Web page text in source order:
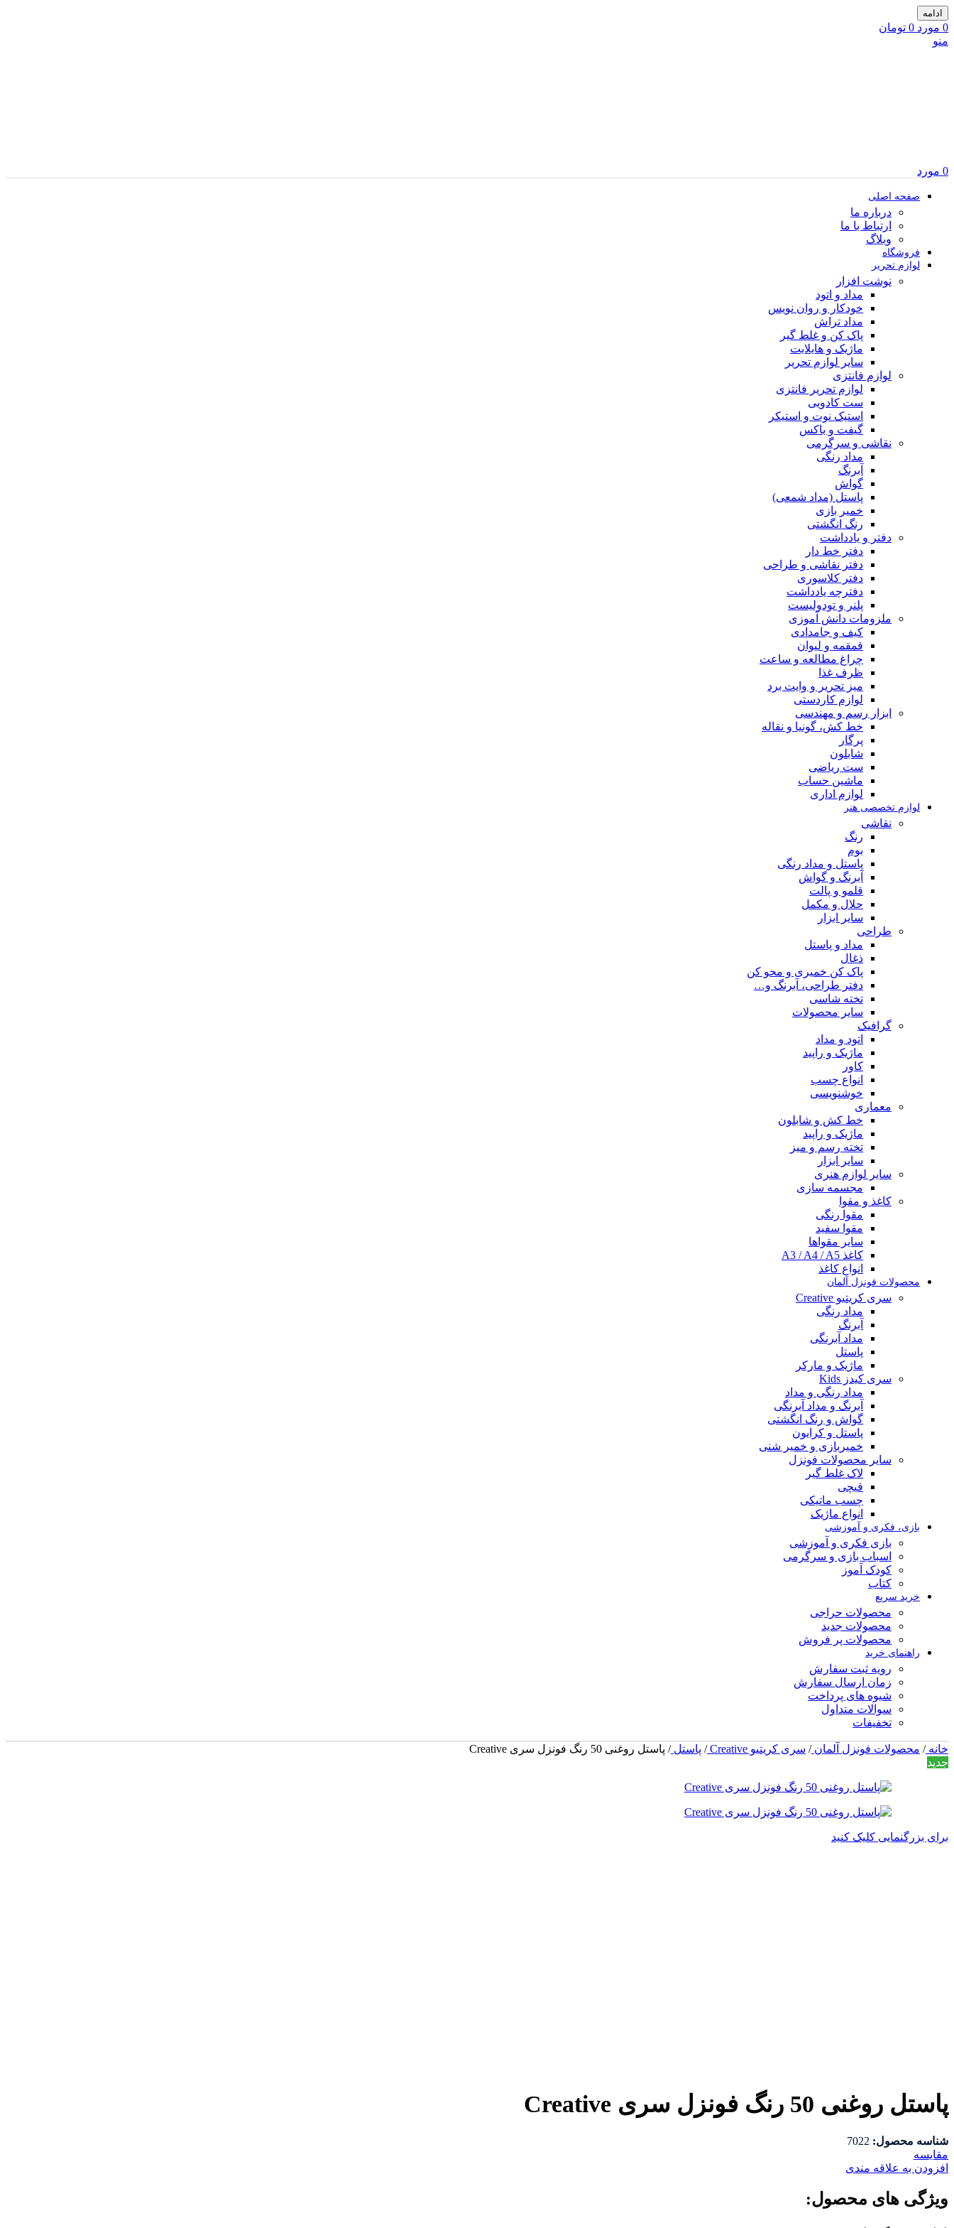
ادامه
0 مورد 0 تومان
منو
0 مورد
صفحه اصلی
درباره ما
ارتباط با ما
وبلاگ
فروشگاه
لوازم تحریر
نوشت افزار
مداد و اتود
خودکار و روان نویس
مداد تراش
پاک کن و غلط گیر
ماژیک و هایلایت
سایر لوازم تحریر
لوازم فانتزی
لوازم تحریر فانتزی
ست کادویی
استیک نوت و استیکر
گیفت و باکس
نقاشی و سرگرمی
مداد رنگی
آبرنگ
گواش
پاستل (مداد شمعی)
خمیر بازی
رنگ انگشتی
دفتر و یادداشت
دفتر خط دار
دفتر نقاشی و طراحی
دفتر کلاسوری
دفترچه یادداشت
پلنر و تودولیست
ملزومات دانش آموزی
کیف و جامدادی
قمقمه و لیوان
چراغ مطالعه و ساعت
ظرف غذا
میز تحریر و وایت برد
لوازم کاردستی
ابزار رسم و مهندسی
خط کش، گونیا و نقاله
پرگار
شابلون
ست ریاضی
ماشین حساب
لوازم اداری
لوازم تخصصی هنر
نقاشی
رنگ
بوم
پاستل و مداد رنگی
آبرنگ و گواش
قلمو و پالت
حلال و مکمل
سایر ابزار
طراحی
مداد و پاستل
ذغال
پاک کن خمیری و محو کن
دفتر طراحی، آبرنگ و…
تخته شاسی
سایر محصولات
گرافیک
اتود و مداد
ماژیک و راپید
کاور
انواع چسب
خوشنویسی
معماری
خط کش و شابلون
ماژیک و راپید
تخته رسم و میز
سایر ابزار
سایر لوازم هنری
مجسمه سازی
کاغذ و مقوا
مقوا رنگی
مقوا سفید
سایر مقواها
کاغذ A3 / A4 / A5
انواع کاغذ
محصولات فونزل آلمان
سری کریتیو Creative
مداد رنگی
آبرنگ
مداد آبرنگی
پاستل
ماژیک و مارکر
سری کیدز Kids
مداد رنگی و مداد
آبرنگ و مداد آبرنگی
گواش و رنگ انگشتی
پاستل و کرایون
خمیربازی و خمیر شنی
سایر محصولات فونزل
لاک غلط گیر
قیچی
چسب ماتیکی
انواع ماژیک
بازی، فکری و آموزشی
بازی فکری و آموزشی
اسباب بازی و سرگرمی
کودک آموز
کتاب
خرید سریع
محصولات حراجی
محصولات جدید
محصولات پر فروش
راهنمای خرید
رویه ثبت سفارش
زمان ارسال سفارش
شیوه های پرداخت
سوالات متداول
تخفیفات
خانه/ محصولات فونزل آلمان/ سری کریتیو Creative / پاستل/ پاستل روغنی 50 رنگ فونزل سری Creative
جدید
برای بزرگنمایی کلیک کنید
پاستل روغنی 50 رنگ فونزل سری Creative
شناسه محصول: 7022
مقايسه
افزودن به علاقه مندی
ویژگی های محصول: